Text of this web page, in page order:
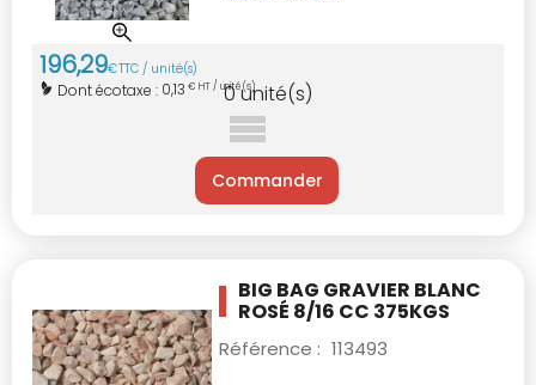
196,29€TTC / unité(s)
Dont écotaxe : 0,13 € HT / unité(s)
0 unité(s)
Commander
BIG BAG GRAVIER BLANC
ROSÉ 8/16 CC 375KGS
Référence : 113493